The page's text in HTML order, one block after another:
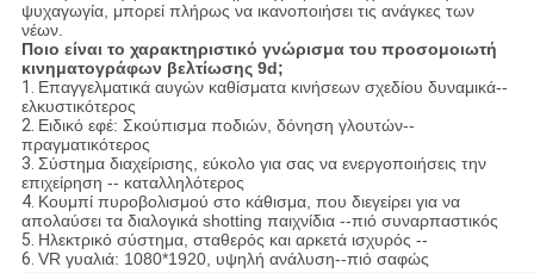
ψυχαγωγία, μπορεί πλήρως να ικανοποιήσει τις ανάγκες των
νέων.
Ποιο είναι το χαρακτηριστικό γνώρισμα του προσομοιωτή
κινηματογράφων βελτίωσης 9d;
1. Επαγγελματικά αυγών καθίσματα κινήσεων σχεδίου δυναμικά--
ελκυστικότερος
2. Ειδικό εφέ: Σκούπισμα ποδιών, δόνηση γλουτών--
πραγματικότερος
3. Σύστημα διαχείρισης, εύκολο για σας να ενεργοποιήσεις την
επιχείρηση -- καταλληλότερος
4. Κουμπί πυροβολισμού στο κάθισμα, που διεγείρει για να
απολαύσει τα διαλογικά shotting παιχνίδια --πιό συναρπαστικός
5. Ηλεκτρικό σύστημα, σταθερός και αρκετά ισχυρός --
6. VR γυαλιά: 1080*1920, υψηλή ανάλυση--πιό σαφώς